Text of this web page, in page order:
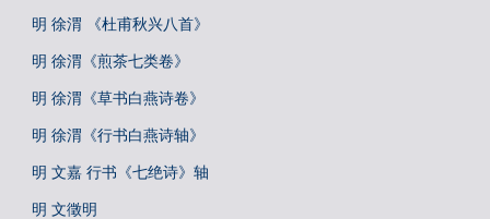
明 徐渭 《杜甫秋兴八首》
明 徐渭《煎茶七类卷》
明 徐渭《草书白燕诗卷》
明 徐渭《行书白燕诗轴》
明 文嘉 行书《七绝诗》轴
明 文徵明